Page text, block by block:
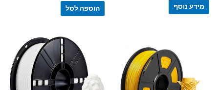
מידע נוסף הוספה לסל